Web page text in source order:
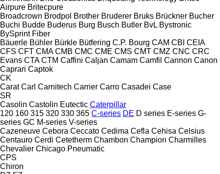
Airpure Britecpure
Broadcrown Brodpol Brother Bruderer Bruks Brückner Bucher
Buchi Budde Buderus Burg Busch Butler BvL Bystronic
BySprint Fiber
Bäuerle Bühler Bürkle Bütfering C.P. Bourg CAM CBI CEIA
CFS CFT CMA CMB CMC CME CMS CMT CMZ CNC CRC
Evans CTA CTM Caffini Caljan Camam Camfil Cannon Canon
Caprari Captok
CK
Carat Carl Carnitech Carrier Carro Casadei Case
SR
Casolin Castolin Eutectic Caterpillar
120 160 315 320 330 365 C-series DE D series E-series G-
series GC M-series V-series
Cazeneuve Cebora Ceccato Cedima Cefla Cehisa Celsius
Centauro Cerdi Cetetherm Chambon Champion Charmilles
Chevalier Chicago Pneumatic
CPS
Chiron